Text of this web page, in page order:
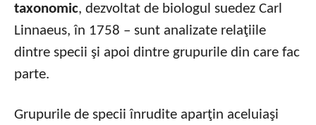
taxonomic, dezvoltat de biologul suedez Carl
Linnaeus, în 1758 – sunt analizate relaţiile
dintre specii şi apoi dintre grupurile din care fac
parte.
Grupurile de specii înrudite aparţin aceluiaşi